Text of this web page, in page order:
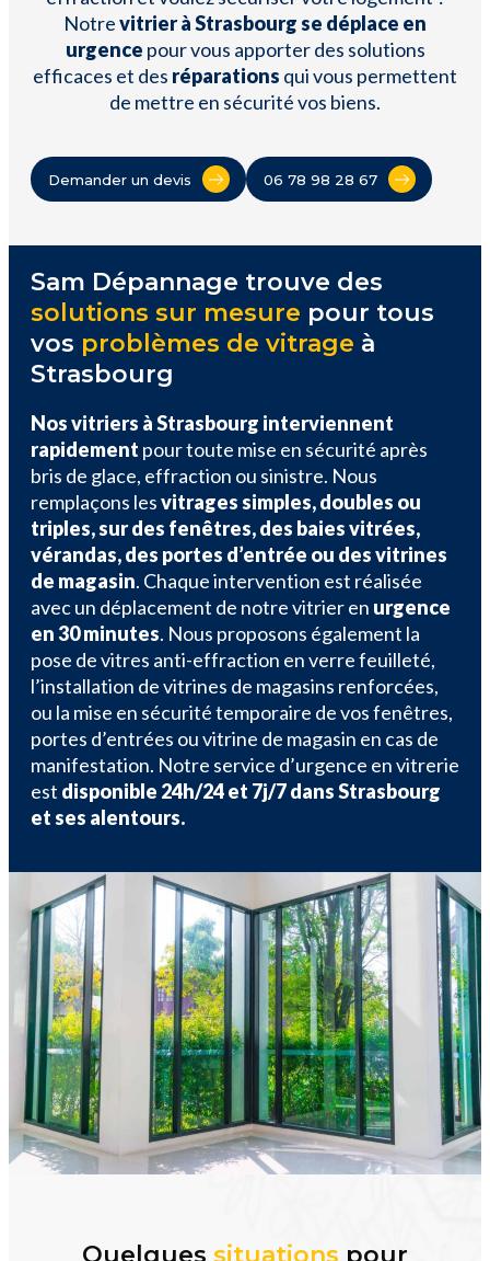
Notrevitrier à Strasbourg se déplace en
urgence pour vous apporter des solutions
efficaces et des réparations qui vous permettent
de mettre en sécurité vos biens.
Demander un devis 06 78 98 28 67
Sam Dépannage trouve des
solutions sur mesure pour tous
vos problèmes de vitrage à
Strasbourg
Nos vitriers à Strasbourg interviennent
rapidement pour toute mise en sécurité après
bris de glace, effraction ou sinistre. Nous
remplaçons lesvitrages simples, doubles ou
triples, sur des fenêtres, des baies vitrées,
vérandas, des portes d’entrée ou des vitrines
de magasin. Chaque intervention est réalisée
avec un déplacement de notre vitrier en urgence
en 30 minutes. Nous proposons également la
pose de vitres anti-effraction en verre feuilleté,
l’installation de vitrines de magasins renforcées,
ou la mise en sécurité temporaire de vos fenêtres,
portes d’entrées ou vitrine de magasin en cas de
manifestation. Notre service d’urgence en vitrerie
est disponible 24h/24 et 7j/7 dans Strasbourg
et ses alentours.
Quelques situations pour